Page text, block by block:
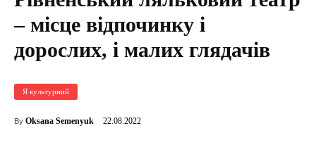
– місце відпочинку і
дорослих, і малих глядачів
Я культурний
By Oksana Semenyuk 22.08.2022